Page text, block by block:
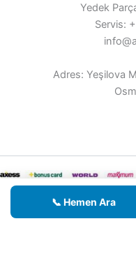
📞 Hemen Ara
Yedek
Servis:
Adres: Yeşilova
© 2026